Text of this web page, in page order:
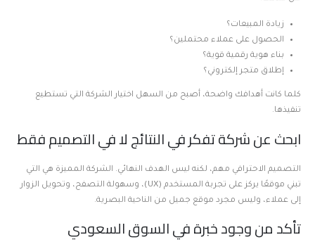
زيادة المبيعات؟
الحصول على عملاء محتملين؟
بناء هوية رقمية قوية؟
إطلاق متجر إلكتروني؟
كلما كانت أهدافك واضحة، أصبح من السهل اختيار الشركة التي تستطيع
تنفيذها.
ابحث عن شركة تفكر في النتائج لا في التصميم فقط
التصميم الاحترافي مهم، لكنه ليس الهدف النهائي. الشركة المميزة هي التي
تبني موقعًا يركز على تجربة المستخدم (UX)، وسهولة التصفح، وتحويل الزوار
إلى عملاء، وليس مجرد موقع جميل من الناحية البصرية.
تأكد من وجود خبرة في السوق السعودي